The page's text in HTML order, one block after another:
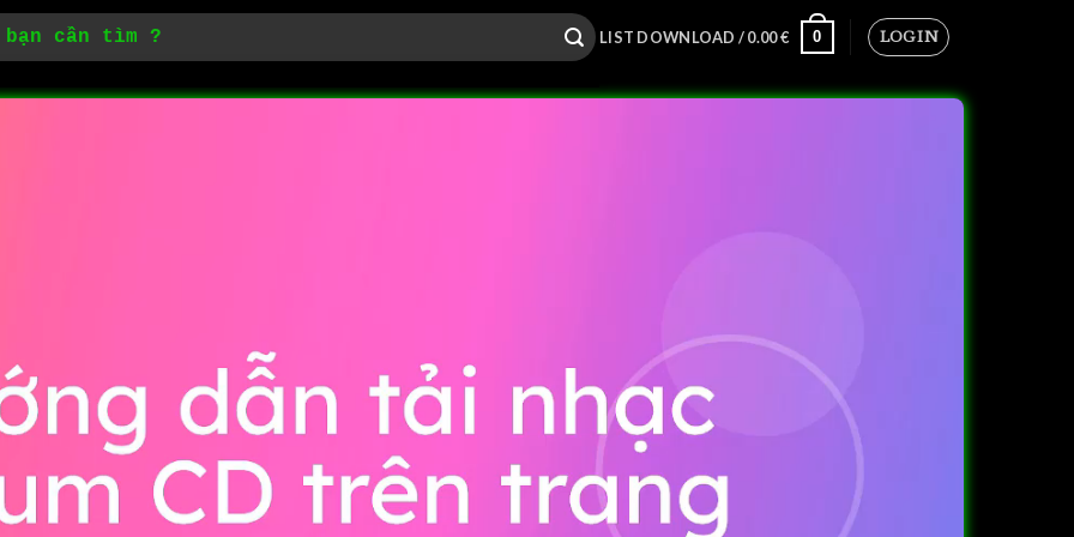
LIST DOWNLOAD /0.00€ 0 LOGIN